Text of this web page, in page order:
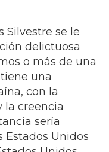
Silvestre se le
delictuosa
o más de una
una
con la
la creencia
sería
Unidos